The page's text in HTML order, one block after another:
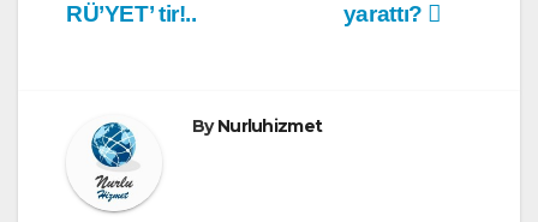
yarattı?
RÜ’YET’ tir!..
ByNurluhizmet